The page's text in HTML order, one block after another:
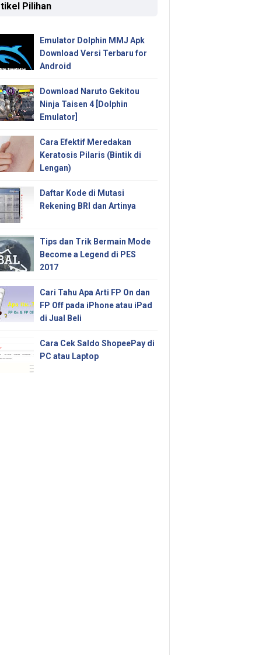
Pilihan
Emulator Dolphin MMJ Apk
Download Versi Terbaru for
Android
Download Naruto Gekitou
Ninja Taisen 4 [Dolphin
Emulator]
Cara Efektif Meredakan
Keratosis Pilaris (Bintik di
Lengan)
Daftar Kode di Mutasi
Rekening BRI dan Artinya
Tips dan Trik Bermain Mode
Become a Legend di PES
2017
Cari Tahu Apa Arti FP On dan
FP Off pada iPhone atau iPad
di Jual Beli
Cara Cek Saldo ShopeePay di
PC atau Laptop